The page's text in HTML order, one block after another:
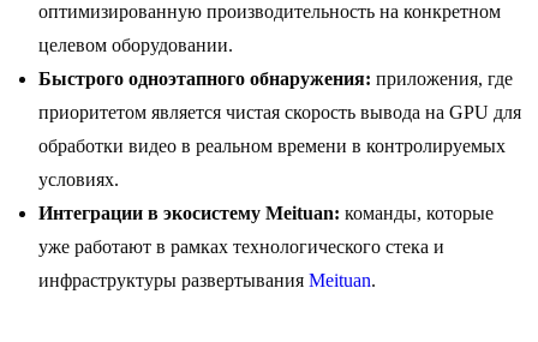
оптимизированную производительность на конкретном
целевом оборудовании.
Быстрого одноэтапного обнаружения: приложения, где
приоритетом является чистая скорость вывода на GPU для
обработки видео в реальном времени в контролируемых
условиях.
Интеграции в экосистему Meituan: команды, которые
уже работают в рамках технологического стека и
инфраструктуры развертывания Meituan.